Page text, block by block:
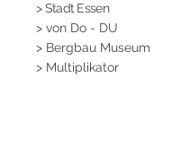
> Stadt Essen
> von Do - DU
> Bergbau Museum
> Multiplikator